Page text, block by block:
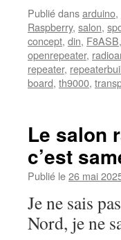
Publié dansarduino,
Raspberry, salon,
concept, din, F8ASB,
openrepeater,
repeater,
board, th9000,
Le salon
c’est
Publié le26 mai
Je ne sais
Nord, je ne